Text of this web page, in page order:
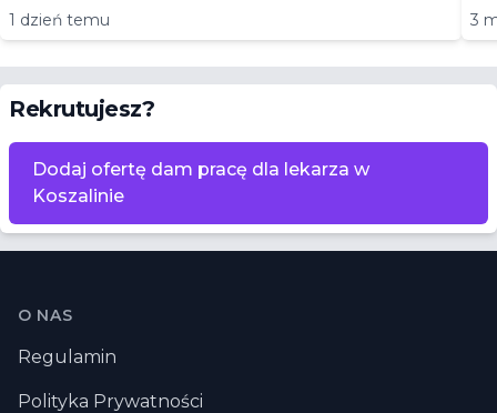
1 dzień temu
3
Rekrutujesz?
Dodaj ofertę dam pracę dla lekarza w
Koszalinie
Stopka
O NAS
Regulamin
Polityka Prywatności